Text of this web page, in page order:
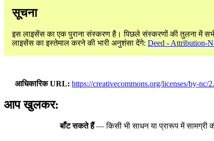
सूचना
इस लाइसेंस का एक पुराना संस्करण है। पिछले संस्करणों की तुलना में
लाइसेंस का इस्तेमाल करने की भारी अनुशंसा देंगे: Deed - Attribution-
आधिकारिक URL https://creativecommons.org/licenses/by-nc/
आप खुलकर:
बाँट सकते हैं— किसी भी साधन या प्रारूप में सामग्री